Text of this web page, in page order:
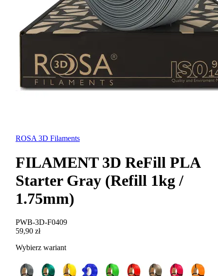
ROSA 3D Filaments
FILAMENT 3D ReFill PLA
Starter Gray (Refill 1kg /
1.75mm)
PWB-3D-F0409
59,90 zł
Wybierz wariant